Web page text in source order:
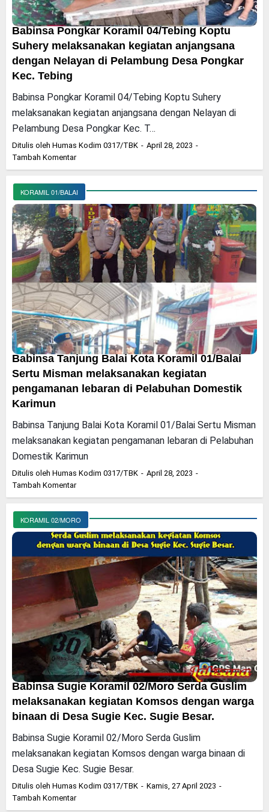
Babinsa Pongkar Koramil 04/Tebing Koptu
Suhery melaksanakan kegiatan anjangsana
dengan Nelayan di Pelambung Desa Pongkar
Kec. Tebing
Babinsa Pongkar Koramil 04/Tebing Koptu Suhery
melaksanakan kegiatan anjangsana dengan Nelayan di
Pelambung Desa Pongkar Kec. T…
Ditulis oleh Humas Kodim 0317/TBK
April 28, 2023
Tambah Komentar
KORAMIL 01/BALAI
Babinsa Tanjung Balai Kota Koramil 01/Balai
Sertu Misman melaksanakan kegiatan
pengamanan lebaran di Pelabuhan Domestik
Karimun
Babinsa Tanjung Balai Kota Koramil 01/Balai Sertu Misman
melaksanakan kegiatan pengamanan lebaran di Pelabuhan
Domestik Karimun
Ditulis oleh Humas Kodim 0317/TBK
April 28, 2023
Tambah Komentar
KORAMIL 02/MORO
Babinsa Sugie Koramil 02/Moro Serda Guslim
melaksanakan kegiatan Komsos dengan warga
binaan di Desa Sugie Kec. Sugie Besar.
Babinsa Sugie Koramil 02/Moro Serda Guslim
melaksanakan kegiatan Komsos dengan warga binaan di
Desa Sugie Kec. Sugie Besar.
Ditulis oleh Humas Kodim 0317/TBK
Kamis, 27 April 2023
Tambah Komentar